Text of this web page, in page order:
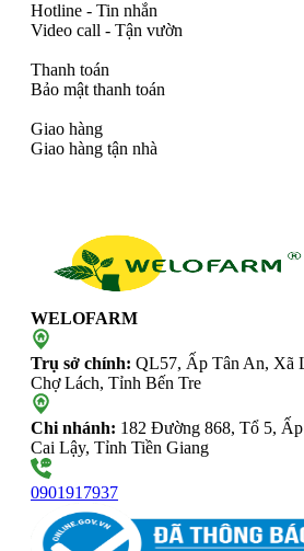
Hotline - Tin nhắn
Video call - Tận vườn
Thanh toán
Bảo mật thanh toán
Giao hàng
Giao hàng tận nhà
WELOFARM
Trụ sở chính: QL57, Ấp Tân An, Xã
Chợ Lách, Tỉnh Bến Tre
Chi nhánh: 182 Đường 868, Tổ 5,
Cai Lậy, Tỉnh Tiền Giang
0901917937